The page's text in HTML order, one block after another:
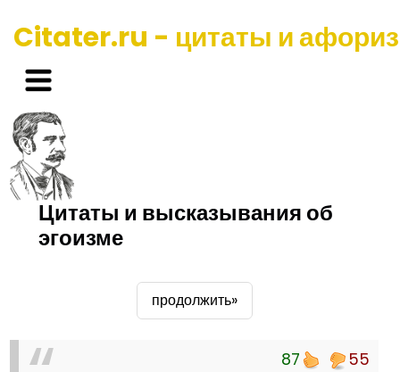
Citater.ru - цитаты и
Цитаты и высказывания об
эгоизме
продолжить»
87 55